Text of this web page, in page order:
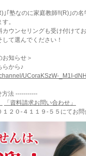
｣｢塾なのに家庭教師!!(R)｣の
。
ウンセリングも受け付けてお
て選んでください！
お知らせ＞
らから♪
UCoraKSzW-_M1I-
方法 -----------
「資料請求お問い合わせ」
２０-４１１９-５５にてお問